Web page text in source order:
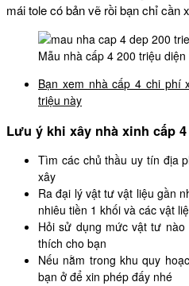
mái tole có bản vẽ rồi bạn chỉ cần
Mẫu nhà cấp 4 200 triệu
Bạn xem nhà cấp 4 chi phí
triệu này
Lưu ý khi xây nhà xinh cấp
Tìm các chủ thầu uy tín địa
xây
Ra đại lý vật tư vật liệu gần
nhiêu tiền 1 khối và các vật
Hỏi sử dụng mức vật tư
thích cho bạn
Nếu nằm trong khu quy
bạn ở để xin phép đấy nhé